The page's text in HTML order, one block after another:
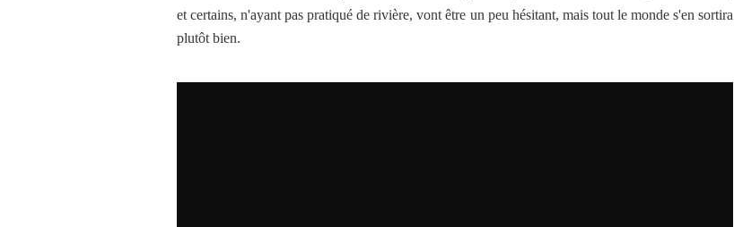
et certains, n'ayant pas pratiqué de rivière, vont être un peu hésitant, mais tout le monde s'en sortira
plutôt bien.